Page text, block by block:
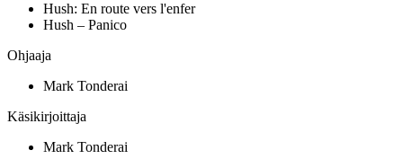
Hush: En route vers l'enfer
Hush – Panico
Ohjaaja
Mark Tonderai
Käsikirjoittaja
Mark Tonderai